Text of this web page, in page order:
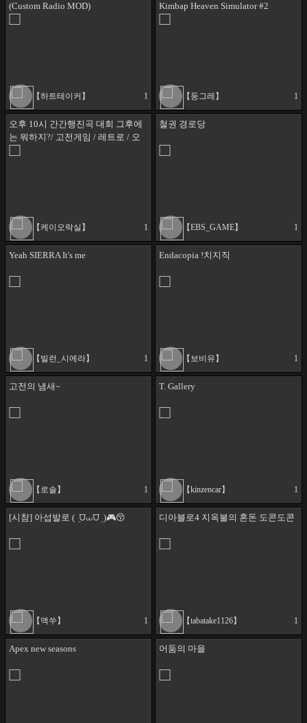
(Custom Radio MOD)
【하트테이커】 1
Kimbap Heaven Simulator #2
【둥그레】 1
오후 10시 간간행진곡 대회 그후에
는 뭐하지?/ 고전게임 / 레트로 / 오
【케이오락실】 1
철권 경로당
【EBS_GAME】 1
Yeah SIERRA It's me
【빌런_시에라】 1
Endacopia !치지직
【보비유】 1
고전의 냄새~
【로솔】 1
T. Gallery
【kinzencar】 1
[시참] 아섭발로 ( ܸ ⩌⩊⩌ ܸ )🎮😚
【맥쑤】 1
디아블로4 지옥불의 혼돈 도콘도콘
【tabatake1126】 1
Apex new seasons 어둠의 마을